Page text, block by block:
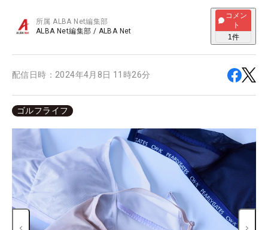
所属ALBA Net編集部
ALBA Net編集部 / ALBA Net
コメン
ト
1件
配信日時： 2024年4月8日 11時26分
ゴルフライフ